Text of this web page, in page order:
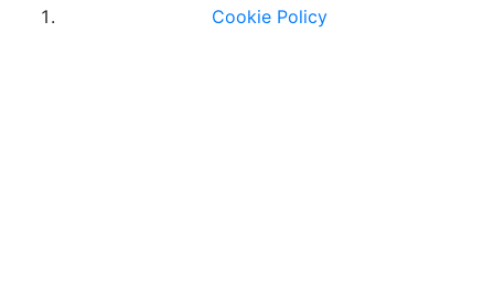
Cookie Policy